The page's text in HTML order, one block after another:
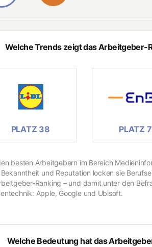
Welche Trends zeigt das Arbeitgeber-
PLATZ 38 PLATZ
besten Arbeitgebern im Bereich
Bekanntheit und Reputation locken sie
Ranking – und damit unter den
Apple, Google und Ubisoft.
Welche Bedeutung hat das